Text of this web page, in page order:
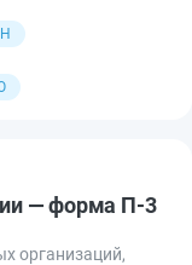
— форма П-3
организаций,